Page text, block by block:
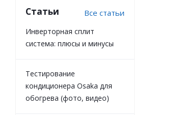
Статьи Все статьи
Инверторная сплит
система: плюсы и минусы
Тестирование
кондиционера Osaka для
обогрева (фото, видео)